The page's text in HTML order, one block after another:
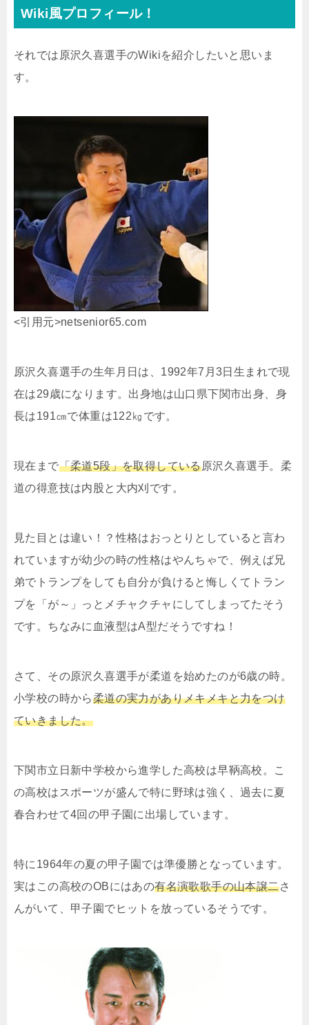
Wiki風プロフィール！
それでは原沢久喜選手のWikiを紹介したいと思いま
す。
<引用元>netsenior65.com
原沢久喜選手の生年月日は、1992年7月3日生まれで現
在は29歳になります。出身地は山口県下関市出身、身
長は191㎝で体重は122㎏です。
現在まで「柔道5段」を取得している原沢久喜選手。柔
道の得意技は内股と大内刈です。
見た目とは違い！？性格はおっとりとしていると言わ
れていますが幼少の時の性格はやんちゃで、例えば兄
弟でトランプをしても自分が負けると悔しくてトラン
プを「が～」っとメチャクチャにしてしまってたそう
です。ちなみに血液型はA型だそうですね！
さて、その原沢久喜選手が柔道を始めたのが6歳の時。
小学校の時から柔道の実力がありメキメキと力をつけ
ていきました。
下関市立日新中学校から進学した高校は早鞆高校。こ
の高校はスポーツが盛んで特に野球は強く、過去に夏
春合わせて4回の甲子園に出場しています。
特に1964年の夏の甲子園では準優勝となっています。
実はこの高校のOBにはあの有名演歌歌手の山本譲二さ
んがいて、甲子園でヒットを放っているそうです。